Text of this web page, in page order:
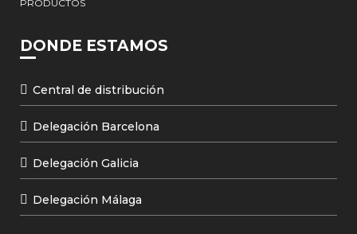
PRODUCTOS
DONDE ESTAMOS
Central de distribución
Delegación Barcelona
Delegación Galicia
Delegación Málaga